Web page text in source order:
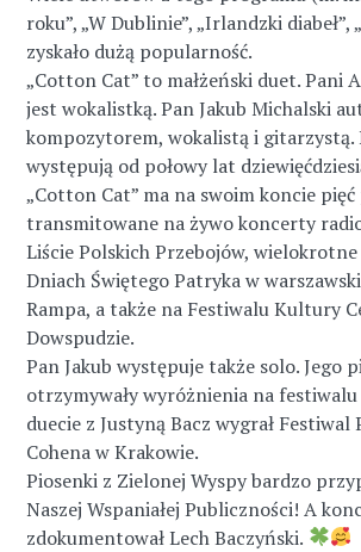
roku”, „W Dublinie”, „Irlandzki diabeł”,
zyskało dużą popularność.
„Cotton Cat” to małżeński duet. Pani
jest wokalistką. Pan Jakub Michalski
kompozytorem, wokalistą i gitarzystą.
występują od połowy lat
„Cotton Cat” ma na swoim koncie
transmitowane na żywo koncerty
Liście Polskich Przebojów,
Dniach Świętego Patryka w
Rampa, a także na Festiwalu Kultury
Dowspudzie.
Pan Jakub występuje także solo. Jego
otrzymywały wyróżnienia na festiwalu
duecie z Justyną Bacz wygrał Festiwal
Cohena w Krakowie.
Piosenki z Zielonej Wyspy bardzo
Naszej Wspaniałej Publiczności! A
zdokumentował Lech Baczyński.